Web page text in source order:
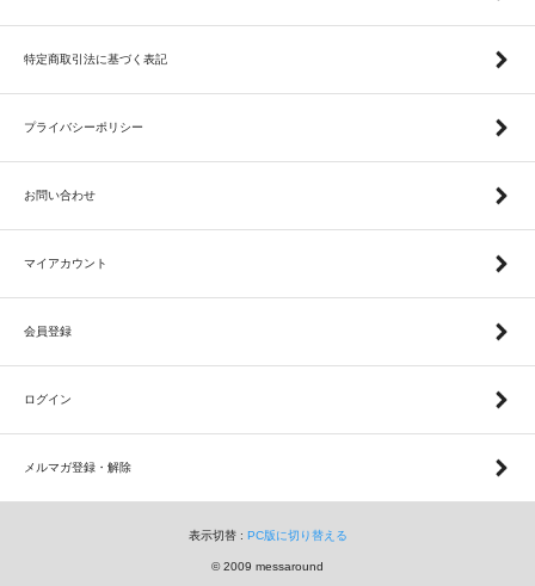
特定商取引法に基づく表記
プライバシーポリシー
お問い合わせ
マイアカウント
会員登録
ログイン
メルマガ登録・解除
表示切替 : PC版に切り替える
© 2009 messaround